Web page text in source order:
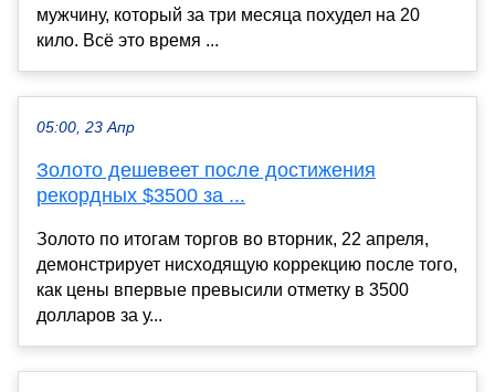
мужчину, который за три месяца похудел на 20
кило. Всё это время ...
05:00, 23 Апр
Золото дешевеет после достижения
рекордных $3500 за ...
Золото по итогам торгов во вторник, 22 апреля,
демонстрирует нисходящую коррекцию после того,
как цены впервые превысили отметку в 3500
долларов за у...